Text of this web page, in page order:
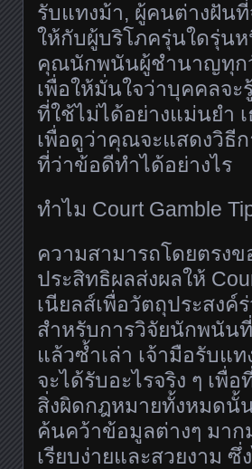
รับแทงม้า, ผู้คนต่างฝัน
ให้กับผู้บริโภครุ่นใดรุ่น
คุณนักพนันผู้ชำนาญทุก
เพื่อให้มั่นใจว่าบุคคลจ
ที่ใช้ไม่ได้อย่างแม่นยำ
เพื่อดูว่าคุณจะแสดงวิธี
ที่ว่าข้อดีทำได้อย่างไร
ทำไม Court Gamble
ความสามารถโดยตรง
ประสิทธิผลส่งผลให้
เนียลส์เพื่อวัตถุประสงค์
สำหรับการวิจัยนักพนัน
แล้วซ้ำเล่า เจ้ามือรับแ
จะได้รับอะไรจริง ๆ เพื่
สิ่งผิดกฎหมายทั้งหมดนั้
ค้นคว้าข้อมูลต่างๆ มา
เรียบง่ายและสวยงาม